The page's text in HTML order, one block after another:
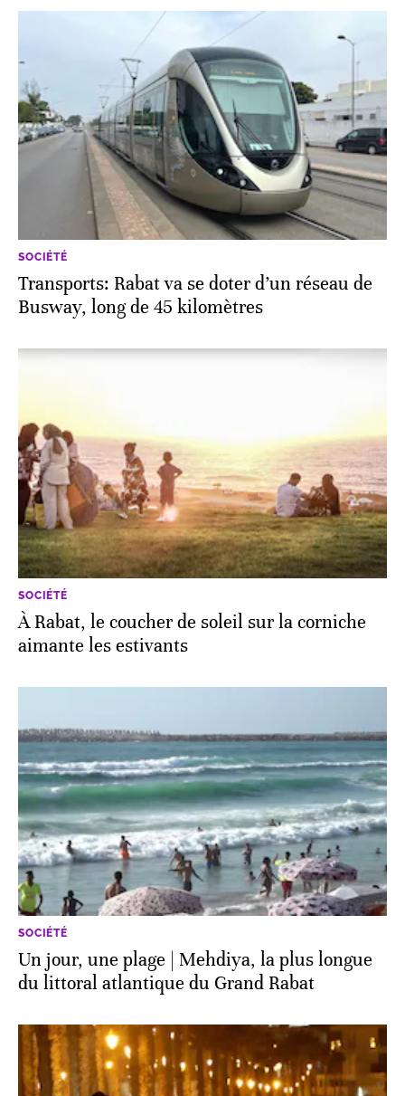
SOCIÉTÉ
Transports: Rabat va se doter d’un réseau de
Busway, long de 45 kilomètres
SOCIÉTÉ
À Rabat, le coucher de soleil sur la corniche
aimante les estivants
SOCIÉTÉ
Un jour, une plage | Mehdiya, la plus longue
du littoral atlantique du Grand Rabat